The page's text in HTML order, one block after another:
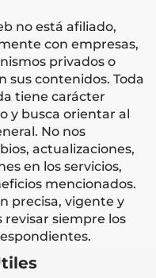
no está afiliado,
con empresas,
privados o
sus contenidos. Toda
tiene carácter
y busca orientar al
No nos
actualizaciones,
en los servicios,
mencionados.
precisa, vigente y
siempre los